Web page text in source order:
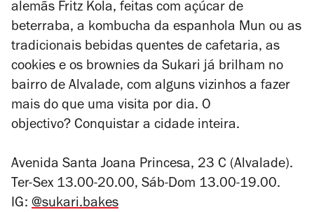
alemãs Fritz Kola, feitas com açúcar de
beterraba, a kombucha da espanhola Mun ou as
tradicionais bebidas quentes de cafetaria, as
cookies e os brownies da Sukari já brilham no
bairro de Alvalade, com alguns vizinhos a fazer
mais do que uma visita por dia. O
objectivo? Conquistar a cidade inteira.
Avenida Santa Joana Princesa, 23 C (Alvalade).
Ter-Sex 13.00-20.00, Sáb-Dom 13.00-19.00.
IG: @sukari.bakes